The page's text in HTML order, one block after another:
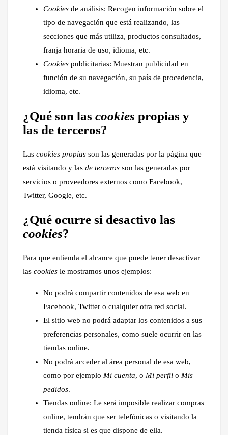
Cookies de análisis: Recogen información sobre el
tipo de navegación que está realizando, las
secciones que más utiliza, productos consultados,
franja horaria de uso, idioma, etc.
Cookies publicitarias: Muestran publicidad en
función de su navegación, su país de procedencia,
idioma, etc.
¿Qué son las cookies propias y
las de terceros?
Las cookies propias son las generadas por la página que
está visitando y las de terceros son las generadas por
servicios o proveedores externos como Facebook,
Twitter, Google, etc.
¿Qué ocurre si desactivo las
cookies?
Para que entienda el alcance que puede tener desactivar
las cookies le mostramos unos ejemplos:
No podrá compartir contenidos de esa web en
Facebook, Twitter o cualquier otra red social.
El sitio web no podrá adaptar los contenidos a sus
preferencias personales, como suele ocurrir en las
tiendas online.
No podrá acceder al área personal de esa web,
como por ejemplo Mi cuenta, o Mi perfil o Mis
pedidos.
Tiendas online: Le será imposible realizar compras
online, tendrán que ser telefónicas o visitando la
tienda física si es que dispone de ella.